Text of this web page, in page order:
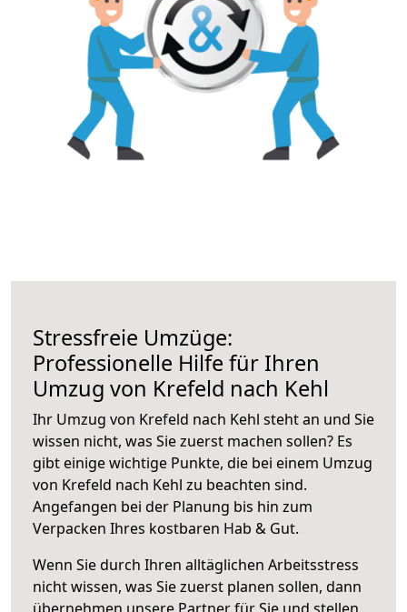
Stressfreie Umzüge:
Professionelle Hilfe für Ihren
Umzug von Krefeld nach Kehl
Ihr Umzug von Krefeld nach Kehl steht an und Sie
wissen nicht, was Sie zuerst machen sollen? Es
gibt einige wichtige Punkte, die bei einem Umzug
von Krefeld nach Kehl zu beachten sind.
Angefangen bei der Planung bis hin zum
Verpacken Ihres kostbaren Hab & Gut.
Wenn Sie durch Ihren alltäglichen Arbeitsstress
nicht wissen, was Sie zuerst planen sollen, dann